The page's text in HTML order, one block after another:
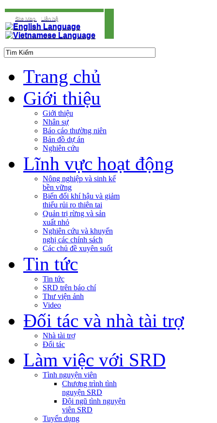
Site Map Liên hệ
Trang chủ
Giới thiệu
Giới thiệu
Nhân sự
Báo cáo thường niên
Bản đồ dự án
Nghiên cứu
Lĩnh vực hoạt động
Nông nghiệp và sinh kế
bền vững
Biến đổi khí hậu và giảm
thiểu rủi ro thiên tai
Quản trị rừng và sản
xuất nhỏ
Nghiên cứu và khuyến
nghị các chính sách
Các chủ đề xuyên suốt
Tin tức
Tin tức
SRD trên báo chí
Thư viện ảnh
Video
Đối tác và nhà tài trợ
Nhà tài trợ
Đối tác
Làm việc với SRD
Tình nguyện viên
Chương trình tình
nguyện SRD
Đội ngũ tình nguyện
viên SRD
Tuyển dụng